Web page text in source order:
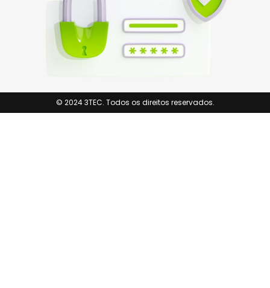
© 2024 3TEC. Todos os direitos reservados.